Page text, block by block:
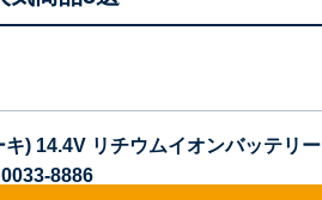
) 14.4V リチウムイオンバッテリー
8886